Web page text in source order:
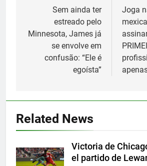
navigation
Sem ainda ter
estreado pelo
Minnesota, James já
se envolve em
confusão: “Ele é
egoísta”
Joga
Related News
Victoria de
el partido de
Histórico: a
6